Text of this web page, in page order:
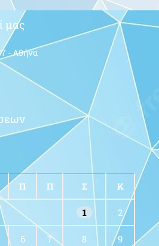
μας
- Αθήνα
Π Π Σ Κ
1 2
6 7 8 9